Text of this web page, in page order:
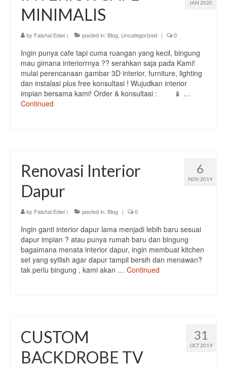
JAN 2020
MINIMALIS
by Faishal Edwi | posted in: Blog, Uncategorized | 0
Ingin punya cafe tapi cuma ruangan yang kecil, bingung
mau gimana interiorrnya ?? serahkan saja pada Kami!
mulai perencanaan gambar 3D interior, furniture, lighting
dan instalasi plus free konsultasi ! Wujudkan interior
impian bersama kami! Order & konsultasi :⠀⠀⠀ 📱 …
Continued
6
NOV 2019
Renovasi Interior
Dapur
by Faishal Edwi | posted in: Blog | 0
Ingin ganti interior dapur lama menjadi lebih baru sesuai
dapur impian ? atau punya rumah baru dan bingung
bagaimana menata interior dapur, ingin membuat kitchen
set yang sytlish agar dapur tampil bersih dan menawan?
tak perlu bingung , kami akan … Continued
31
OCT 2019
CUSTOM
BACKDROBE TV